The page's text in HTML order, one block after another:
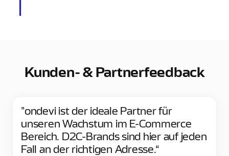
Kunden- & Partnerfeedback
"ondevi ist der ideale Partner für
unseren Wachstum im E-Commerce
Bereich. D2C-Brands sind hier auf jeden
Fall an der richtigen Adresse.“